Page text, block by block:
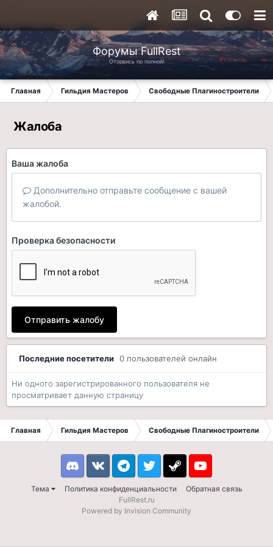
Форумы FullRest
Оторвись по полной!
Главная Гильдия Мастеров Свободные Плагиностроители
Жалоба
Ваша жалоба
Дополнительно отправьте сообщение с вашей
жалобой.
Проверка безопасности
Отправить жалобу
Последние посетители 0 пользователей онлайн
Ни одного зарегистрированного пользователя не
просматривает данную страницу
Главная Гильдия Мастеров Свободные Плагиностроители
Тема Политика конфиденциальности Обратная связь
DiscordVK TelegramTwitter Steam Youtube
FullRest.ru
Powered by Invision Community